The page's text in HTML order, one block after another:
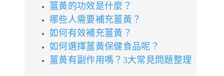
薑黃的功效是什麼？
哪些人需要補充薑黃？
如何有效補充薑黃？
如何選擇薑黃保健食品呢？
薑黃有副作用嗎？3大常見問題整理